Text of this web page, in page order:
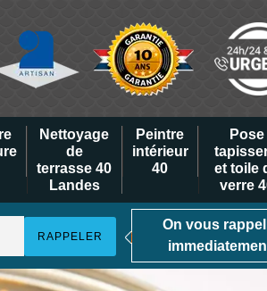
Nettoyage
de
terrasse 40
Landes
Peintre
intérieur
40
Pose
et toile
verre
On vous